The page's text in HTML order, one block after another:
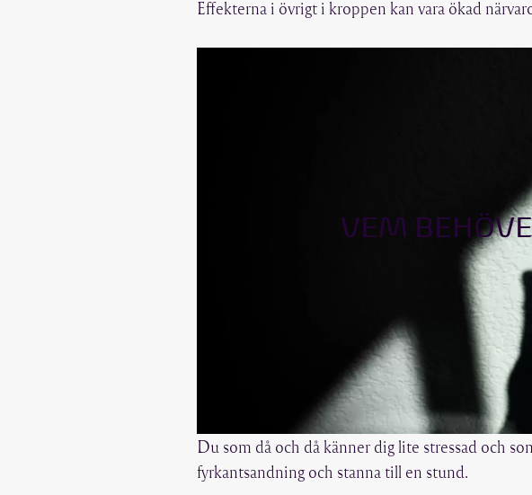
Effekterna i övrigt i kroppen kan vara ökad
VEM
Du som då och då känner dig lite stressad och
fyrkantsandning och stanna till en stund.